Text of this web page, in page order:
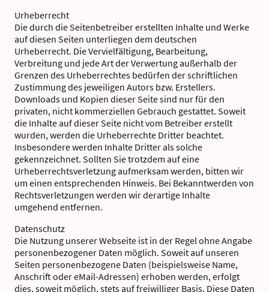
Urheberrecht
Die durch die Seitenbetreiber erstellten Inhalte und Werke
auf diesen Seiten unterliegen dem deutschen
Urheberrecht. Die Vervielfältigung, Bearbeitung,
Verbreitung und jede Art der Verwertung außerhalb der
Grenzen des Urheberrechtes bedürfen der schriftlichen
Zustimmung des jeweiligen Autors bzw. Erstellers.
Downloads und Kopien dieser Seite sind nur für den
privaten, nicht kommerziellen Gebrauch gestattet. Soweit
die Inhalte auf dieser Seite nicht vom Betreiber erstellt
wurden, werden die Urheberrechte Dritter beachtet.
Insbesondere werden Inhalte Dritter als solche
gekennzeichnet. Sollten Sie trotzdem auf eine
Urheberrechtsverletzung aufmerksam werden, bitten wir
um einen entsprechenden Hinweis. Bei Bekanntwerden von
Rechtsverletzungen werden wir derartige Inhalte
umgehend entfernen.
Datenschutz
Die Nutzung unserer Webseite ist in der Regel ohne Angabe
personenbezogener Daten möglich. Soweit auf unseren
Seiten personenbezogene Daten (beispielsweise Name,
Anschrift oder eMail-Adressen) erhoben werden, erfolgt
dies, soweit möglich, stets auf freiwilliger Basis. Diese Daten